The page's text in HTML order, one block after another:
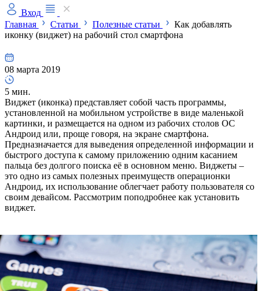
Вход
Главная
Статьи Полезные статьи
Как добавлять
иконку (виджет) на рабочий стол смартфона
08 марта 2019
5 мин.
Виджет (иконка) представляет собой часть программы,
установленной на мобильном устройстве в виде маленькой
картинки, и размещается на одном из рабочих столов ОС
Андроид или, проще говоря, на экране смартфона.
Предназначается для выведения определенной информации и
быстрого доступа к самому приложению одним касанием
пальца без долгого поиска её в основном меню. Виджеты –
это одно из самых полезных преимуществ операционки
Андроид, их использование облегчает работу пользователя со
своим девайсом. Рассмотрим поподробнее как установить
виджет.